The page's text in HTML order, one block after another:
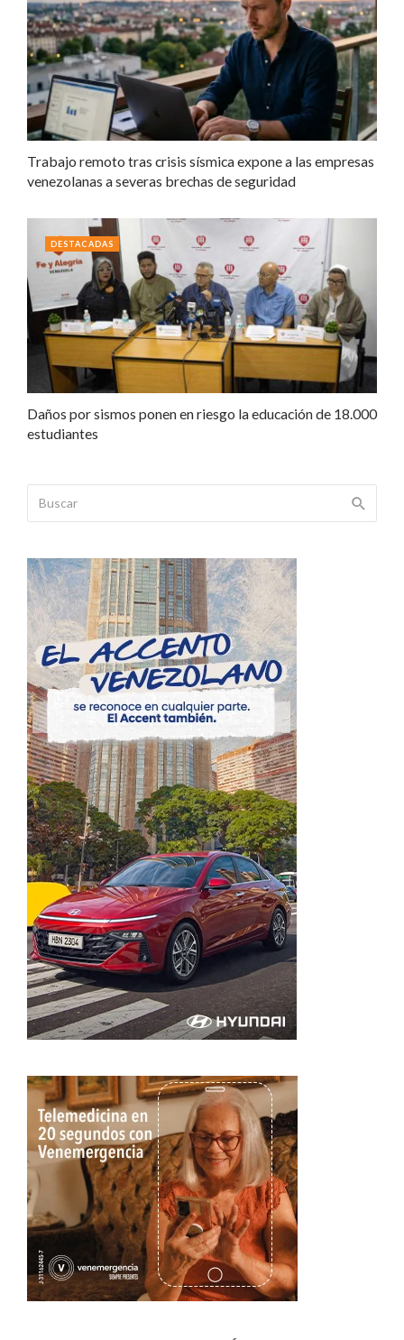
Trabajo remoto tras crisis sísmica expone a las empresas
venezolanas a severas brechas de seguridad
Daños por sismos ponen en riesgo la educación de 18.000
estudiantes
DESTACADAS